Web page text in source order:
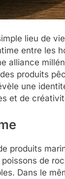
lieu de
entre les
alliance
produits
une
et de
produits
de
Dans le